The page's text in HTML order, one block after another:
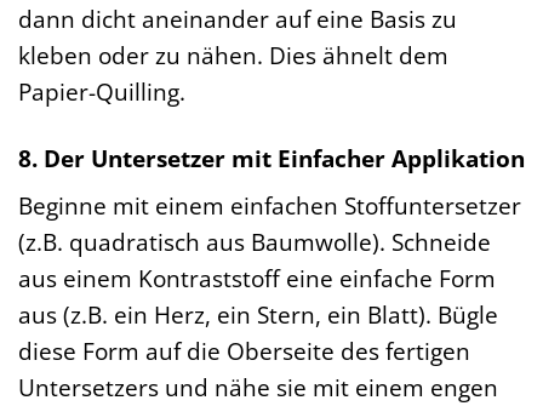
dann dicht aneinander auf eine Basis zu
kleben oder zu nähen. Dies ähnelt dem
Papier-Quilling.
8. Der Untersetzer mit Einfacher Applikation
Beginne mit einem einfachen Stoffuntersetzer
(z.B. quadratisch aus Baumwolle). Schneide
aus einem Kontraststoff eine einfache Form
aus (z.B. ein Herz, ein Stern, ein Blatt). Bügle
diese Form auf die Oberseite des fertigen
Untersetzers und nähe sie mit einem engen